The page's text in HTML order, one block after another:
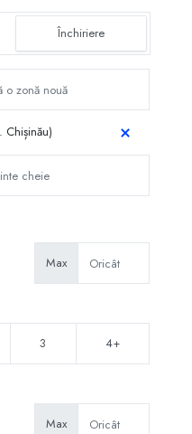
Închiriere
Chișinău)
Max
3 4+
Max